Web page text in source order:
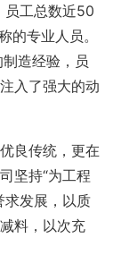
工总数近50
的专业人员。
造经验，员
入了强大的动
良传统，更在
坚持“为工程
求发展，以质
料，以次充